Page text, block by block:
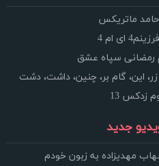
حامد ماتریکس
ای ام 4
رمضانی سپاه عشق
زر، این، گام بر، چنین، داشت، دشت
زدکس 13
جدید
مهدیزاده به زبون خودم